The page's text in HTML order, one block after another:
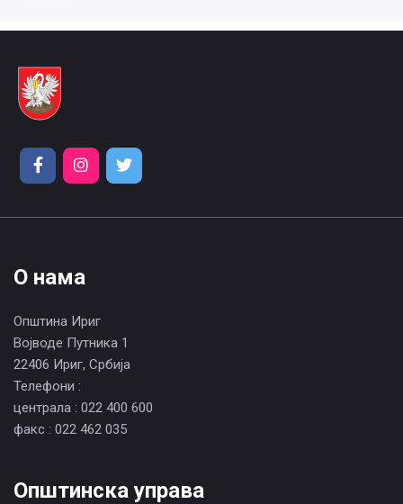
О нама
Општина Ириг
Војводе Путника 1
22406 Ириг, Србија
Телефони :
централа : 022 400 600
факс : 022 462 035
Општинска управа